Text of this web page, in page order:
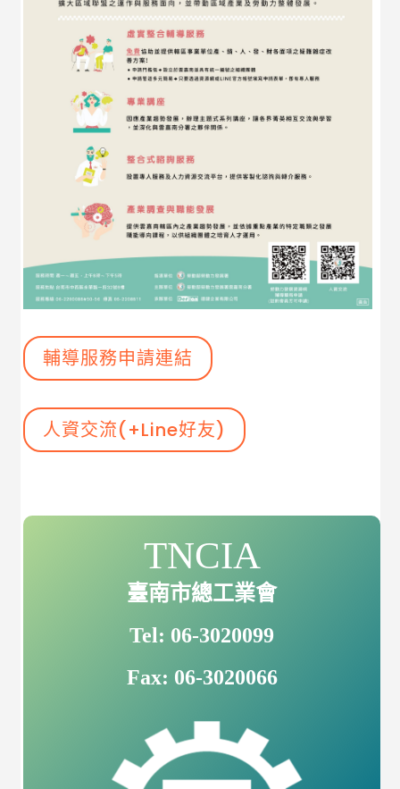
輔導服務申請連結
人資交流(+Line好友)
TNCIA
臺南市總工業會
Tel: 06-3020099
Fax: 06-3020066